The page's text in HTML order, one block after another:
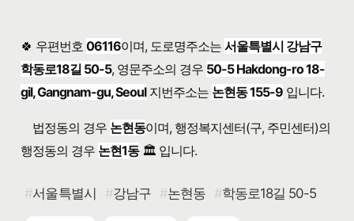
🍀 우편번호 06116이며, 도로명주소는서울특별시 강남구
학동로18길 50-5, 영문주소의 경우 50-5 Hakdong-ro 18-
gil, Gangnam-gu, Seoul지번주소는 논현동 155-9 입니다.
법정동의 경우 논현동이며, 행정복지센터(구, 주민센터)의
행정동의 경우 논현1동🏛️ 입니다.
서울특별시 강남구 논현동 학동로18길 50-5